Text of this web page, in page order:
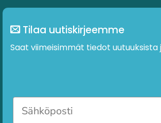
Tilaa uutiskirjeemme
Saat viimeisimmät tiedot uutuuksista